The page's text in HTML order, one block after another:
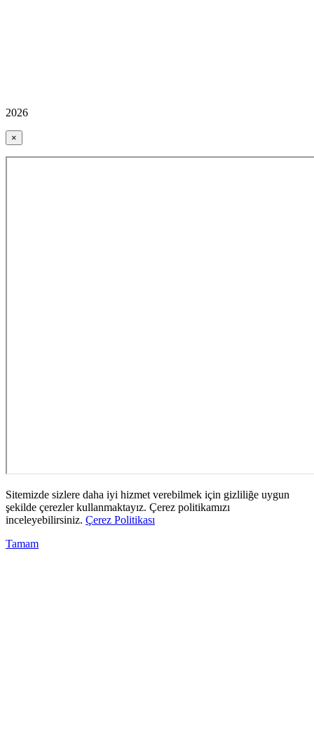
2026
×
Sitemizde sizlere daha iyi hizmet verebilmek için gizliliğe uygun
şekilde çerezler kullanmaktayız. Çerez politikamızı
inceleyebilirsiniz. Çerez Politikası
Tamam